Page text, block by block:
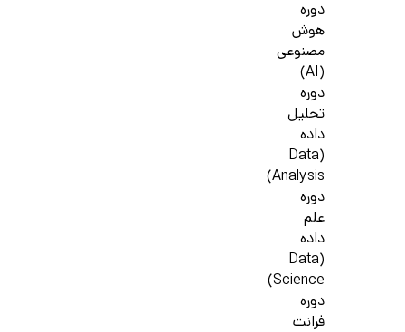
دوره
هوش
مصنوعی
(AI)
دوره
تحلیل
داده
(Data
Analysis)
دوره
علم
داده
(Data
Science)
دوره
فرانت